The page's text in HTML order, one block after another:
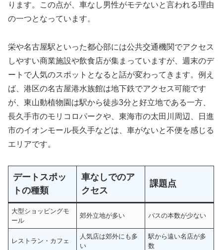
ります。この点が、車なし男性がモテないと言われる理由
の一つとなっています。
栄や名古屋駅といった都心部には公共交通機関でアクセス
しやすい商業施設や飲食店が集まっていますが、週末のデ
ートで人気のスポットとなると話が変わってきます。例え
ば、港区の名古屋港水族館は地下鉄でアクセス可能です
が、東山動植物園は駅から徒歩3分と好立地である一方、
長久手市のモリコロパークや、東海市の太田川周辺、日進
市のイオンモール長久手などは、車がないと不便を感じる
エリアです。
デートスポッ
トの種類
車なしでのア
クセス
課題点
大型ショッピングモ
ール
郊外立地が多い バスの本数が少ない
レストラン・カフェ
人気店は郊外にも多
い
駅から遠い名店が多
数